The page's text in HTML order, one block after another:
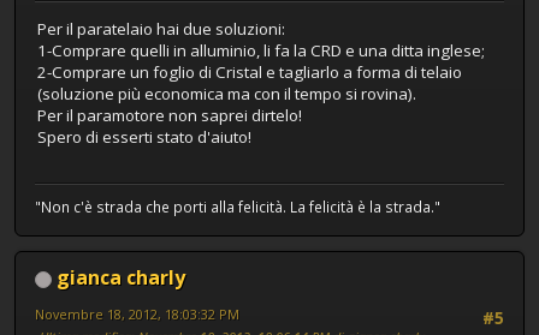
Per il paratelaio hai due soluzioni:
1-Comprare quelli in alluminio, li fa la CRD e una ditta inglese;
2-Comprare un foglio di Cristal e tagliarlo a forma di telaio
(soluzione più economica ma con il tempo si rovina).
Per il paramotore non saprei dirtelo!
Spero di esserti stato d'aiuto!
"Non c'è strada che porti alla felicità. La felicità è la strada."
gianca charly
#5
Novembre 18, 2012, 18:03:32 PM